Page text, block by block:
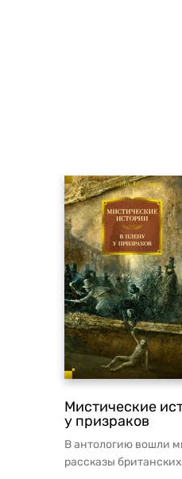
Мистические
у призраков
В антологию вошли
рассказы